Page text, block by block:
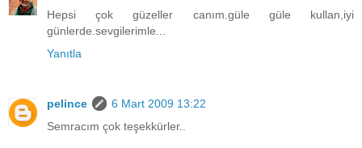
Hepsi çok güzeller canım.güle güle kullan,iyi
günlerde.sevgilerimle...
Yanıtla
pelince
6 Mart 2009 13:22
Semracım çok teşekkürler..